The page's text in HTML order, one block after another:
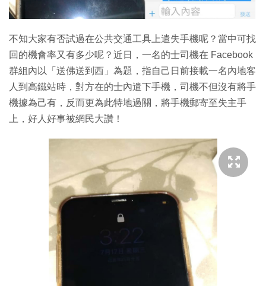
不知大家有否試過在公共交通工具上遣失手機呢？當中可找
回的機會率又有多少呢？近日，一名的士司機在 Facebook
群組內以「送佛送到西」為題，指自己日前接載一名內地客
人到高鐵站時，對方在的士內遣下手機，司機不但沒有將手
機據為己有，反而更為此特地過關，將手機郵寄至失主手
上，好人好事被網民大讚！